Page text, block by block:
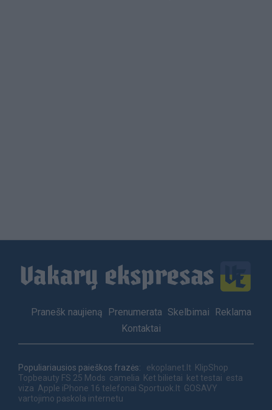
Footer
Pranešk naujieną Prenumerata Skelbimai
Reklama
Kontaktai
Populiariausios paieškos frazės: ekoplanet.lt KlipShop
Topbeauty FS 25 Mods camelia Ket bilietai ket testai esta
viza Apple iPhone 16 telefonai Sportuok.lt GOSAVY
vartojimo paskola internetu